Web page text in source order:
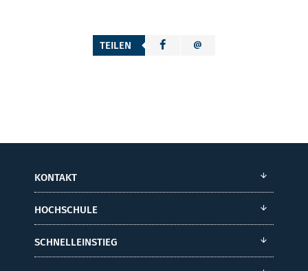
TEILEN
KONTAKT
HOCHSCHULE
SCHNELLEINSTIEG